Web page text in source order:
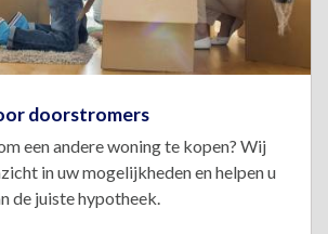
doorstromers
een andere woning te kopen? Wij
in uw mogelijkheden en helpen u
de juiste hypotheek.